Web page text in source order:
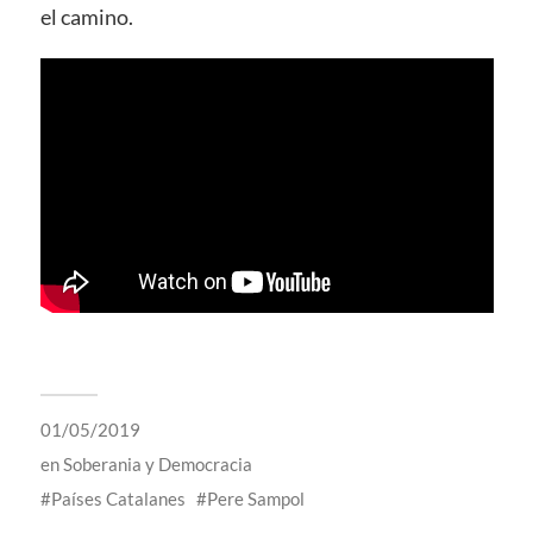
el camino.
01/05/2019
enSoberania y Democracia
Países Catalanes
Pere Sampol